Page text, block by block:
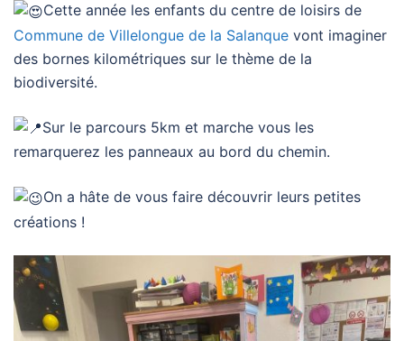
Cette année les enfants du centre de loisirs de
Commune de Villelongue de la Salanque vont imaginer
des bornes kilométriques sur le thème de la
biodiversité.
Sur le parcours 5km et marche vous les
remarquerez les panneaux au bord du chemin.
On a hâte de vous faire découvrir leurs petites
créations !